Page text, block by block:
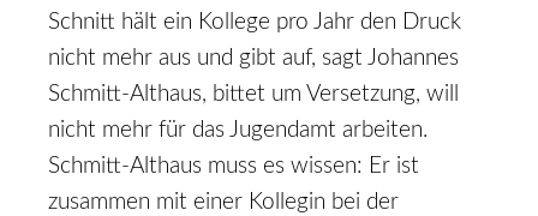
Schnitt hält ein Kollege pro Jahr den Druck
nicht mehr aus und gibt auf, sagt Johannes
Schmitt-Althaus, bittet um Versetzung, will
nicht mehr für das Jugendamt arbeiten.
Schmitt-Althaus muss es wissen: Er ist
zusammen mit einer Kollegin bei der